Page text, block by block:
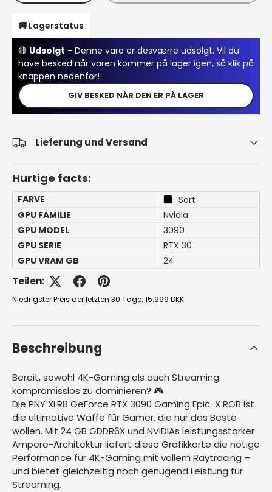
🚚 Lagerstatus
🔴 Udsolgt - Denne vare er desværre udsolgt. Vil du
have besked når varen kommer på lager igen, så klik på
knappen nedenfor!
GIV BESKED NÅR DEN ER PÅ LAGER
Lieferung und Versand
Hurtige facts:
FARVE
Sort
GPU FAMILIE
Nvidia
GPU MODEL
3090
GPU SERIE
RTX 30
GPU VRAM GB
24
Teilen:
Niedrigster Preis der letzten 30 Tage: 15.999 DKK
Beschreibung
Bereit, sowohl 4K-Gaming als auch Streaming
kompromisslos zu dominieren? 🎮
Die PNY XLR8 GeForce RTX 3090 Gaming Epic-X RGB ist
die ultimative Waffe für Gamer, die nur das Beste
wollen. Mit 24 GB GDDR6X und NVIDIAs leistungsstarker
Ampere-Architektur liefert diese Grafikkarte die nötige
Performance für 4K-Gaming mit vollem Raytracing –
und bietet gleichzeitig noch genügend Leistung für
Streaming.